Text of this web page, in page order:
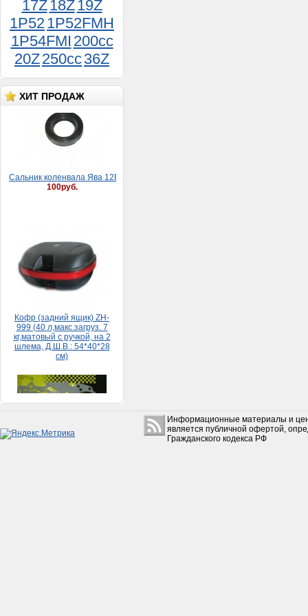
17Z18Z19Z
1P521P52FMH
1P54FMI 200cc
20Z250cc36Z
ХИТ ПРОДАЖ
Сaльник коленвaлa Явa 12В (30*52*8)
100руб.
Кофр (задний ящик) ZH-
999 (40 л,макс.загруз. 7
кг,матовый с ручкой, на 2
шлема, Д.Ш.В.: 54*40*28
см)
Набор прокладок HONDA
DIO 65 (большой)
Информационные материалы и
является публичной офертой,
Гражданского кодекса РФ